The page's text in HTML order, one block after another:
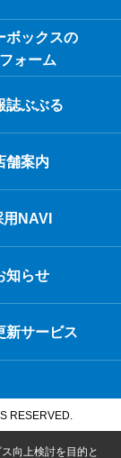
ボックスの
ォーム
誌ぶぶる
舗案内
用NAVI
知らせ
新サービス
RESERVED.
向上検討を目的と